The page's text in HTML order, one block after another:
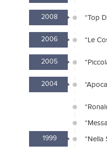
2008 “Top
2006 “Le
2005
2004
1999 “Nella